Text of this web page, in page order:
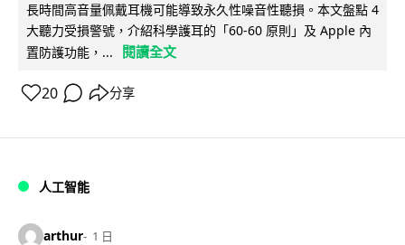
長時間高音量佩戴耳機可能導致永久性噪音性聽損。本文盤點 4
大聽力受損警號，介紹科學護耳的「60-60 原則」及 Apple 內
置防護功能，...
閱讀全文
20 分享
人工智能
arthur 1 日